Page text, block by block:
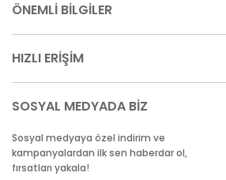
ÖNEMLİ BİLGİLER
HIZLI ERİŞİM
SOSYAL MEDYADA BİZ
Sosyal medyaya özel indirim ve
kampanyalardan ilk sen haberdar ol,
fırsatları yakala!